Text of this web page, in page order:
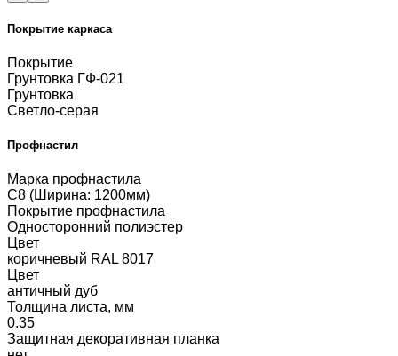
Покрытие каркаса
Покрытие
Грунтовка ГФ-021
Грунтовка
Светло-серая
Профнастил
Марка профнастила
С8 (Ширина: 1200мм)
Покрытие профнастила
Односторонний полиэстер
Цвет
коричневый RAL 8017
Цвет
античный дуб
Толщина листа, мм
0.35
Защитная декоративная планка